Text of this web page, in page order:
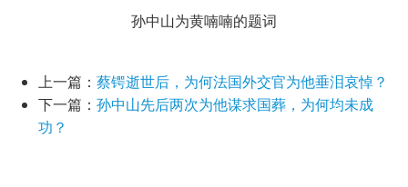
孙中山为黄喃喃的题词
上一篇： 蔡锷逝世后，为何法国外交官为他垂泪哀悼？
下一篇： 孙中山先后两次为他谋求国葬，为何均未成
功？